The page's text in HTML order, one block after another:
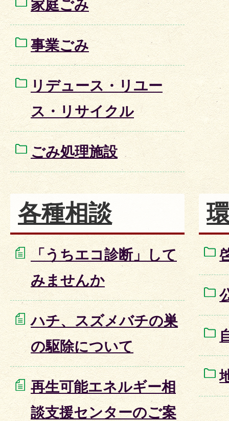
家庭ごみ
事業ごみ
リデュース・リユー
ス・リサイクル
ごみ処理施設
各種相談
「うちエコ診断」して
みませんか
ハチ、スズメバチの巣
の駆除について
再生可能エネルギー相
談支援センターのご案